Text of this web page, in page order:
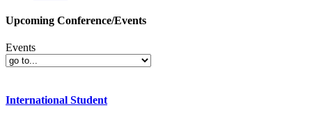
Upcoming Conference/Events
Events
International Student